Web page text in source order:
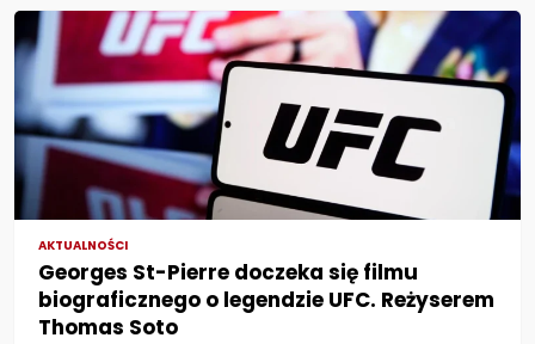
AKTUALNOŚCI
Georges St-Pierre doczeka się filmu
biograficznego o legendzie UFC. Reżyserem
Thomas Soto